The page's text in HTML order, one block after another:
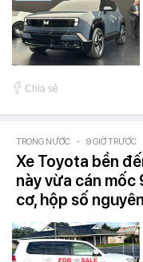
Chia sẻ
TRONG NƯỚC - 9 GIỜ TRƯỚC
Xe Toyota bền
này vừa cán mốc
cơ, hộp số